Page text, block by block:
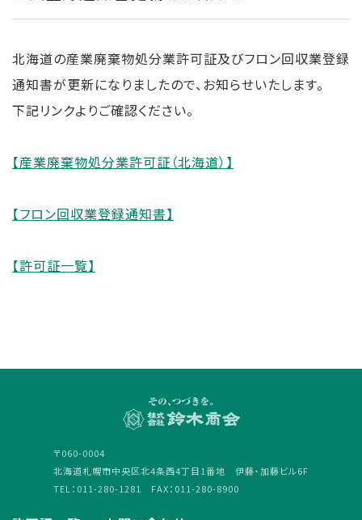
せ
リ
リ
ー
北海道の産業廃棄物処分業許可証及びフロン回収業登録
通知書が更新になりましたので、お知らせいたします。
下記リンクよりご確認ください。
【産業廃棄物処分業許可証（北海道）】
【フロン回収業登録通知書】
【許可証一覧】
〒060-0004
北海道札幌市中央区北4条西4丁目1番地 伊藤・加藤ビル6F
TEL：011-280-1281 FAX：011-280-8900